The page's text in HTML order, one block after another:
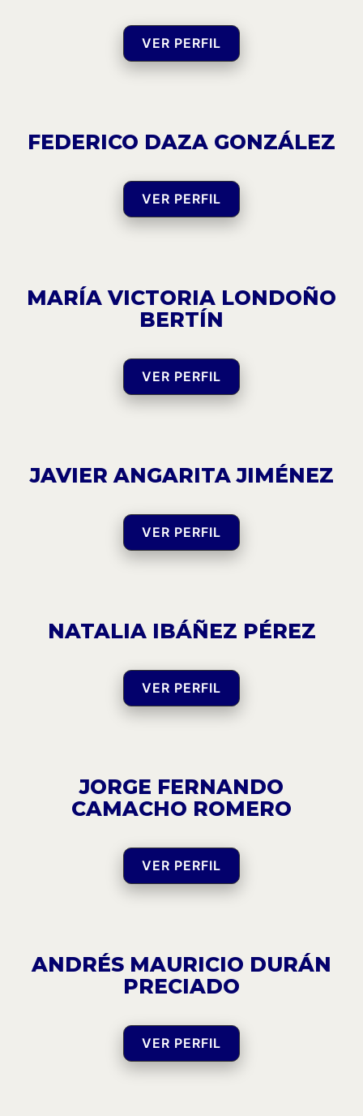
VER PERFIL
FEDERICO DAZA GONZÁLEZ
VER PERFIL
MARÍA VICTORIA LONDOÑO
BERTÍN
VER PERFIL
JAVIER ANGARITA JIMÉNEZ
VER PERFIL
NATALIA IBÁÑEZ PÉREZ
VER PERFIL
JORGE FERNANDO
CAMACHO ROMERO
VER PERFIL
ANDRÉS MAURICIO DURÁN
PRECIADO
VER PERFIL